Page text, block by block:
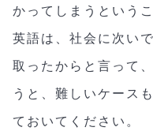
かってしまうという
英語は、社会に次い
取ったからと言って
うと、難しいケース
ておいてください。